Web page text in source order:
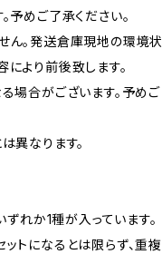
予めご了承ください。
ん。発送倉庫現地の環境状
より前後致します。
場合がございます。予めご
異なります。
れか1種が入っています。
トになるとは限らず、重複